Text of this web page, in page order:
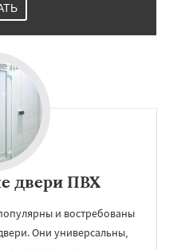
двери ПВХ
и востребованы
Они универсальны,